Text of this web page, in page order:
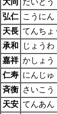
大同
だいどう
弘仁 こうにん
天長 てんちょ
承和
じょうわ
嘉祥 かしょう
仁寿 にんじゅ
斉衡 さいこう
天安 てんあん